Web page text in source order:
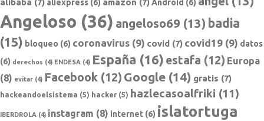
alibaba (7) aliexpress (6) amazon (7)Android (6)
Angeloso (36) angeloso69 (13) badia
(15) bloqueo (6) coronavirus (9) covid (7) covid19 (9) datos
(6) derechos (4) ENDESA (4) España (16) estafa (12) Europa
(8) evitar (4) Facebook (12) Google (14) gratis (7)
hackeandoelsistema (5) hacker (5) hazlecasoalfriki (11)
IBERDROLA (4) instagram (8) internet (6) islatortuga